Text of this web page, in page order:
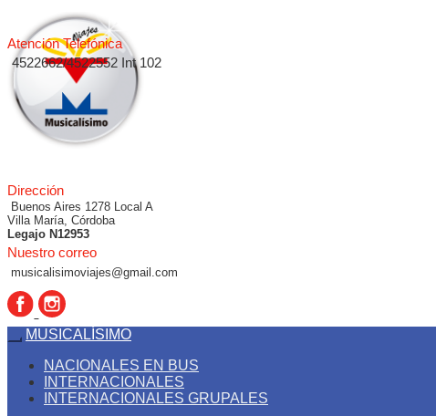
Dirección
Buenos Aires 1278 Local A
Villa María, Córdoba
Legajo N12953
Nuestro correo
musicalisimoviajes@gmail.com
Atención Telefónica
4522662/4522552 Int 102
MUSICALÍSIMO
NACIONALES EN BUS
INTERNACIONALES
INTERNACIONALES GRUPALES